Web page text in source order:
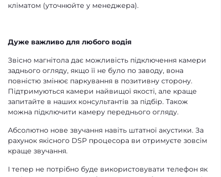
кліматом (уточнюйте у менеджера).
Дуже важливо для любого водія
Звісно магнітола дає можливість підключення камери
заднього огляду, якщо її не було по заводу, вона
повністю змінює паркування в позитивну сторону.
Підтримуються камери найвищої якості, але краще
запитайте в наших консультантів за підбір. Також
можна підключити камеру переднього огляду.
Абсолютно нове звучання навіть штатної акустики. За
рахунок якісного DSP процесора ви отримуєте зовсім
краще звучання.
І тепер не потрібно буде використовувати телефон як